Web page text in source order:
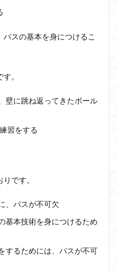
スの基本を身につけるこ
。
壁に跳ね返ってきたボール
習をする
です。
、パスが不可欠
基本技術を身につけるため
するためには、パスが不可